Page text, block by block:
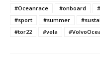
#Oceanrace
#onboard
#sport
#summer
#tor22
#vela